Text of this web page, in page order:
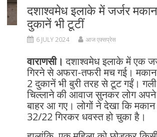
दशाश्वमेध इलाके में जर्जर मकान
दुकानें भी टूटीं
6 JULY 2024 आज एक्सप्रेस
वाराणसी।दशाश्वमेध इलाके में एक
गिरने से अफरा-तफरी मच गई।
2 दुकानें भी बुरी तरह से टूट गईं।
चिल्लाने की आवाज सुनकर लोग
बाहर आ गए। लोगों ने देखा कि
32/22 गिरकर धवस्त हो चुका है।